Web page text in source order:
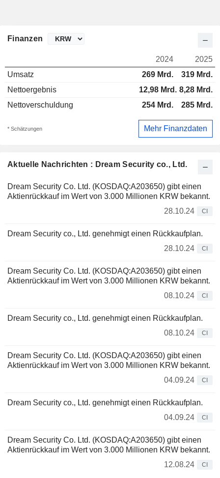
Aktuelle Nachrichten : Dream Security co., Ltd.
Dream Security Co. Ltd. (KOSDAQ:A203650) gibt einen
Aktienrückkauf im Wert von 3.000 Millionen KRW bekannt.
28.10.24
CI
Dream Security co., Ltd. genehmigt einen Rückkaufplan.
28.10.24
CI
Dream Security Co. Ltd. (KOSDAQ:A203650) gibt einen
Aktienrückkauf im Wert von 3.000 Millionen KRW bekannt.
08.10.24
CI
Dream Security co., Ltd. genehmigt einen Rückkaufplan.
08.10.24
CI
Dream Security Co. Ltd. (KOSDAQ:A203650) gibt einen
Aktienrückkauf im Wert von 3.000 Millionen KRW bekannt.
04.09.24
CI
Dream Security co., Ltd. genehmigt einen Rückkaufplan.
04.09.24
CI
Dream Security Co. Ltd. (KOSDAQ:A203650) gibt einen
Aktienrückkauf im Wert von 3.000 Millionen KRW bekannt.
12.08.24
CI
Finanzen
2024
2025
Umsatz
269 Mrd.
319 Mrd.
Nettoergebnis
12,98 Mrd. 8,28 Mrd.
Nettoverschuldung
254 Mrd. 285 Mrd.
* Schätzungen Mehr Finanzdaten